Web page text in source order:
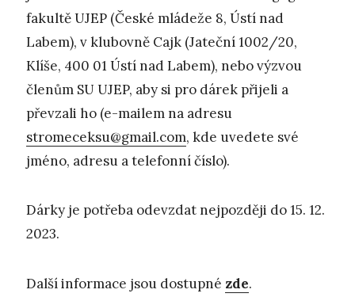
fakultě UJEP (České mládeže 8, Ústí nad
Labem), v klubovně Cajk (Jateční 1002/20,
Klíše, 400 01 Ústí nad Labem), nebo výzvou
členům SU UJEP, aby si pro dárek přijeli a
převzali ho (e-mailem na adresu
stromeceksu@gmail.com, kde uvedete své
jméno, adresu a telefonní číslo).
Dárky je potřeba odevzdat nejpozději do 15. 12.
2023.
Další informace jsou dostupné zde.